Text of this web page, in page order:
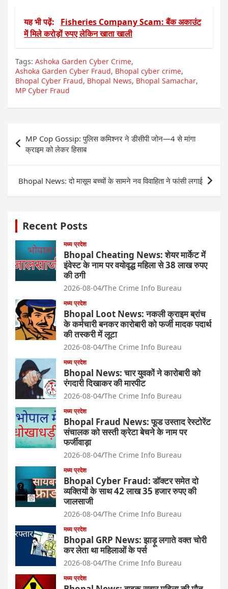
यह भी पढ़ें:
Fisheries Company Scam: बैंक अकाउंट
में मिले करोड़ों रुपए लेकिन खाता खाली
Tags: Ashoka Garden Cyber Crime,
Ashoka Garden Cyber Fraud, Bhopal cyber crime,
Bhopal Cyber Fraud, Bhopal News, Bhopal Samachar,
MP Cyber Fraud
navigation
MP Cop Gossip: पुलिस ​कमिश्नर ने डीसीपी जोन—4 से मांगा
क्राइम को लेकर हिसाब
Bhopal News: दो मासूम बच्चों के सामने नव विवाहिता ने फांसी लगाई
Recent Posts
मध्य प्रदेश
Bhopal Cheating News: शेयर मार्केट में
इंवेस्ट के नाम पर वयोवृद्ध महिला से 38 लाख रुपए
की ठगी
2026-08-04 The Crime Info Bureau
मध्य प्रदेश
Bhopal Loot News: नकली क्राइम ब्रांच
के कर्मचारी बनकर कारोबारी को फर्जी मादक पदार्थ
की तस्करी में लूटा
2026-08-04 The Crime Info Bureau
मध्य प्रदेश
Bhopal News: चार युवकों ने कारोबारी को
रंगदारी दिखाकर की मारपीट
2026-08-04 The Crime Info Bureau
मध्य प्रदेश
Bhopal Fraud News: फूड उस्ताद रेस्टोरेंट
संचालक को सस्ती क्रेटा बेचने के नाम पर
फर्जीवाड़ा
2026-08-04 The Crime Info Bureau
मध्य प्रदेश
Bhopal Cyber Fraud: डॉक्टर समेत दो
व्यक्तियों के साथ 42 लाख 35 हजार रुपए की
जालसाजी
2026-08-04 The Crime Info Bureau
मध्य प्रदेश
Bhopal GRP News: झाड़ू लगाते वक्त चोरी
कर लेता था महिलाओं के पर्स
2026-08-04 The Crime Info Bureau
मध्य प्रदेश